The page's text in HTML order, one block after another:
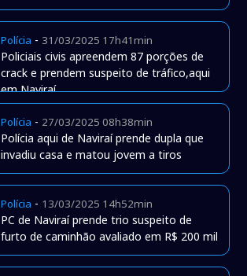
Polícia - 31/03/2025 17h41min
Policiais civis apreendem 87 porções de
crack e prendem suspeito de tráfico,aqui
em Naviraí
Polícia - 27/03/2025 08h38min
Polícia aqui de Naviraí prende dupla que
invadiu casa e matou jovem a tiros
Polícia - 13/03/2025 14h52min
PC de Naviraí prende trio suspeito de
furto de caminhão avaliado em R$ 200 mil